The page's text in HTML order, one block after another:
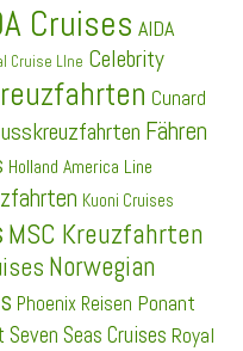
Cruises AIDA
Cruise LIne Celebrity
Cunard
Fähren
Holland America Line
Kuoni Cruises
MSC Kreuzfahrten
Norwegian
Phoenix Reisen Ponant
Seven Seas Cruises Royal